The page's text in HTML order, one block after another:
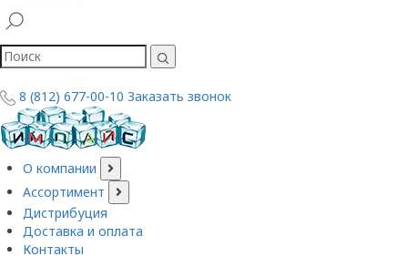
8 (812) 677-00-10 Заказать звонок
О компании
Ассортимент
Дистрибуция
Доставка и оплата
Контакты